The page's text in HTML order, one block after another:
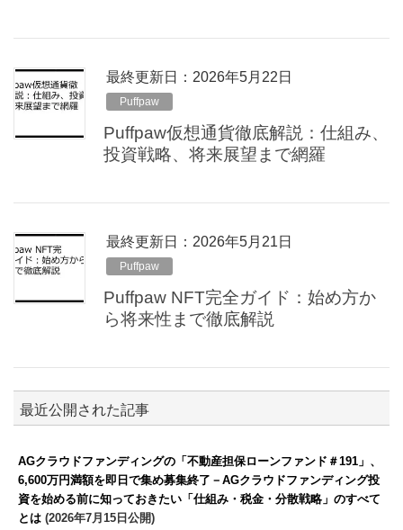
最終更新日：2026年5月22日
Puffpaw
Puffpaw仮想通貨徹底解説：仕組み、
投資戦略、将来展望まで網羅
最終更新日：2026年5月21日
Puffpaw
Puffpaw NFT完全ガイド：始め方か
ら将来性まで徹底解説
最近公開された記事
AGクラウドファンディングの「不動産担保ローンファンド＃191」、
6,600万円満額を即日で集め募集終了－AGクラウドファンディング投
資を始める前に知っておきたい「仕組み・税金・分散戦略」のすべて
とは (2026年7月15日公開)